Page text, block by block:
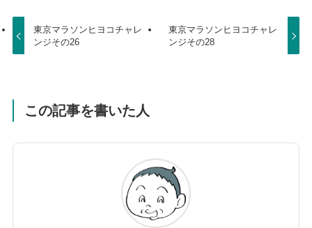
東京マラソンヒヨコチャレ
ンジその26
東京マラソンヒヨコチャレ
ンジその28
この記事を書いた人